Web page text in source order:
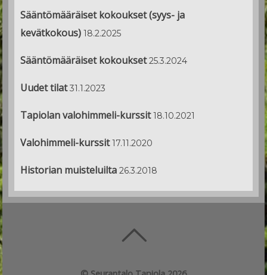
Sääntömääräiset kokoukset (syys- ja
kevätkokous) 18.2.2025
Sääntömääräiset kokoukset 25.3.2024
Uudet tilat 31.1.2023
Tapiolan valohimmeli-kurssit 18.10.2021
Valohimmeli-kurssit 17.11.2020
Historian muisteluilta 26.3.2018